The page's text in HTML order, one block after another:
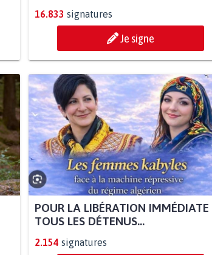
16.833 signatures
Je signe
POUR LA LIBÉRATION IMMÉDIATE
TOUS LES DÉTENUS...
2.154 signatures